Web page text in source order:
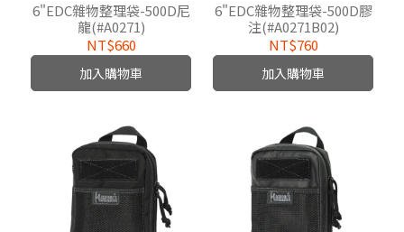
6"EDC雜物整理袋-500D尼
龍(#A0271)
NT$660
加入購物車
6"EDC雜物整理袋-500D膠
注(#A0271B02)
NT$760
加入購物車